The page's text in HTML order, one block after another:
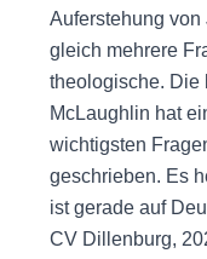
Auferstehung
gleich mehrere
theologische. Die
McLaughlin hat
wichtigsten
geschrieben. Es
ist gerade auf
CV Dillenburg,